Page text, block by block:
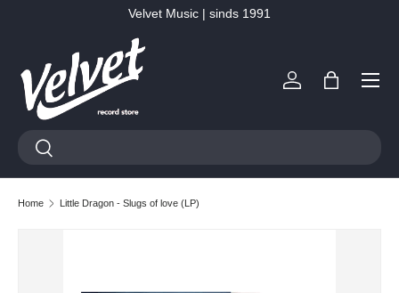
Velvet Music | sinds 1991
Zoeken
Zoeken
Inloggen
Tas
Menu
Home Little Dragon - Slugs of love (LP)